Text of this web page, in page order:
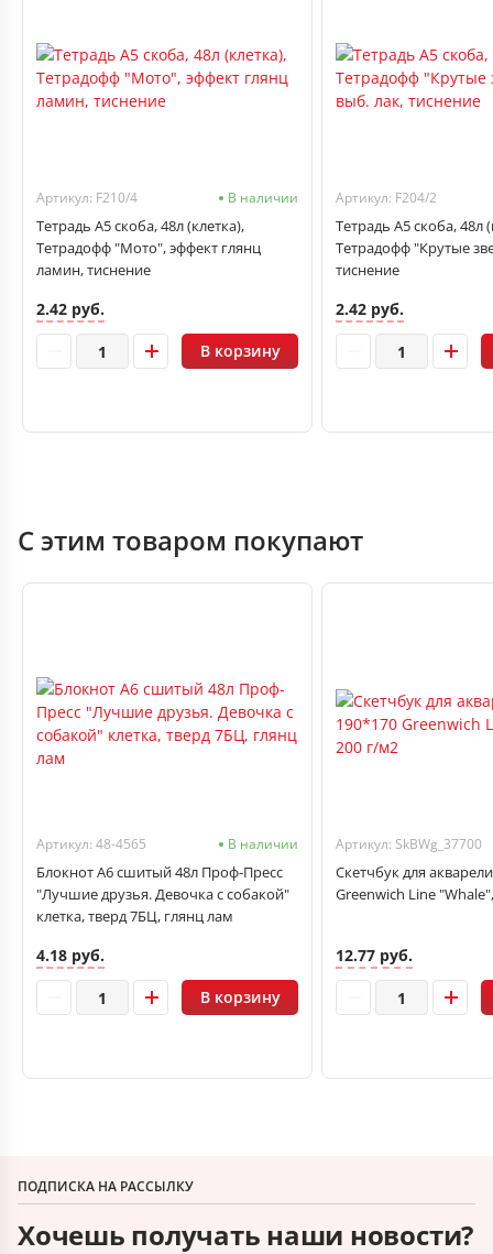
Артикул: F210/4 В наличии
Тетрадь А5 скоба, 48л (клетка),
Тетрадофф "Мото", эффект глянц
ламин, тиснение
2.42 руб.
В корзину
Артикул: F204/2
Тетрадь А5 скоба, 48л
Тетрадофф "Крутые
тиснение
2.42 руб.
С этим товаром покупают
Артикул: 48-4565 В наличии
Блокнот А6 сшитый 48л Проф-Пресс
"Лучшие друзья. Девочка с собакой"
клетка, тверд 7БЦ, глянц лам
4.18 руб.
В корзину
Артикул: SkBWg_37700
Скетчбук для
Greenwich Line
12.77 руб.
ПОДПИСКА НА РАССЫЛКУ
Хочешь получать наши новости?